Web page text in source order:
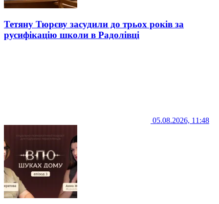
Тетяну Тюрєву засудили до трьох років за
русифікацію школи в Радолівці
05.08.2026, 11:48